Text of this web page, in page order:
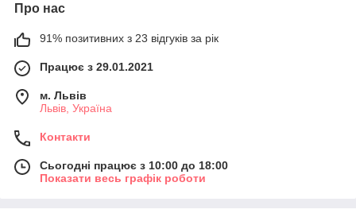
Про нас
91% позитивних з 23 відгуків за рік
Працює з 29.01.2021
м. Львів
Львів, Україна
Контакти
Сьогодні працює з 10:00 до 18:00
Показати весь графік роботи